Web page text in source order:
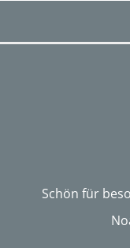
Schön für